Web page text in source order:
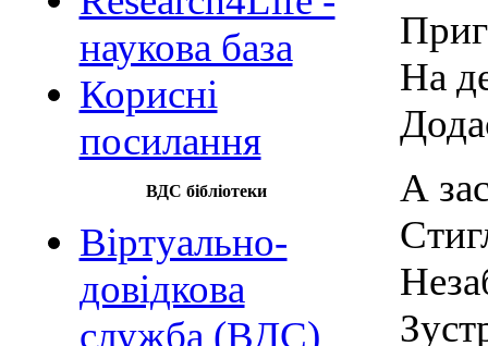
наукова база
Корисні
посилання
ВДС бібліотеки
Віртуально-
довідкова
служба (ВДС)
На
А